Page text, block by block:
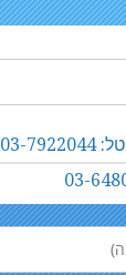
צרו קשר טל: 03-7922044